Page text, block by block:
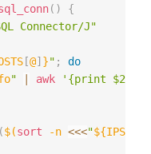
( )
{
Connector/J"
[@] }" ;
do
" awk '{print $2}'
($(sort -n <<<"${IPS